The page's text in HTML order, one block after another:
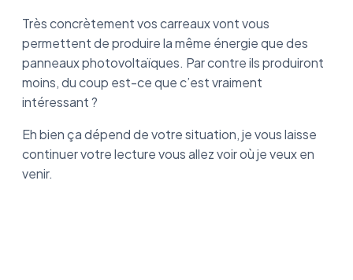
Très concrètement vos carreaux vont vous
permettent de produire la même énergie que des
panneaux photovoltaïques. Par contre ils produiront
moins, du coup est-ce que c’est vraiment
intéressant ?
Eh bien ça dépend de votre situation, je vous laisse
continuer votre lecture vous allez voir où je veux en
venir.